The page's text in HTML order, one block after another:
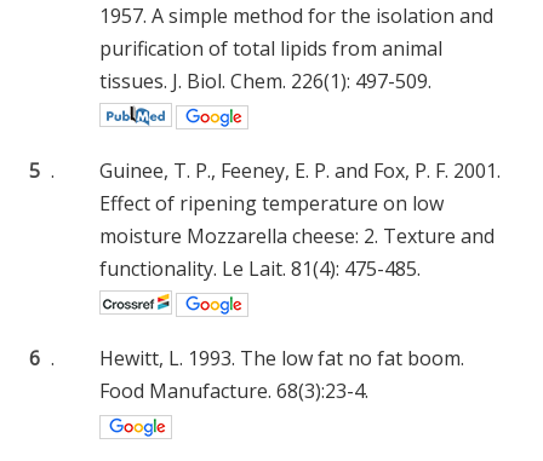
1957. A simple method for the isolation and
purification of total lipids from animal
tissues. J. Biol. Chem. 226(1): 497-509.
5 .
Guinee, T. P., Feeney, E. P. and Fox, P. F. 2001.
Effect of ripening temperature on low
moisture Mozzarella cheese: 2. Texture and
functionality. Le Lait. 81(4): 475-485.
6 .
Hewitt, L. 1993. The low fat no fat boom.
Food Manufacture. 68(3):23-4.